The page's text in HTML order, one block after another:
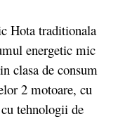
Hota traditionala
energetic mic
clasa de consum
2 motoare, cu
tehnologii de